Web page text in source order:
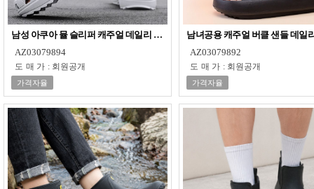
남성 아쿠아 뮬 슬리퍼 캐주얼 데일리 여행룩 여름신발
AZ03079894
도매가 : 회원공개
가격자율
남녀공용 캐주얼 버클 샌들 데일
AZ03079892
도매가 : 회원공개
가격자율